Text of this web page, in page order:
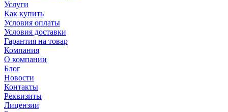
Услуги
Как купить
Условия оплаты
Условия доставки
Гарантия на товар
Компания
О компании
Блог
Новости
Контакты
Реквизиты
Лицензии